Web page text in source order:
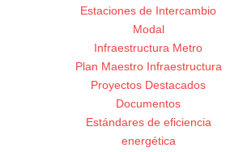
Estaciones de Intercambio
Modal
Infraestructura Metro
Plan Maestro Infraestructura
Proyectos Destacados
Documentos
Estándares de eficiencia
energética